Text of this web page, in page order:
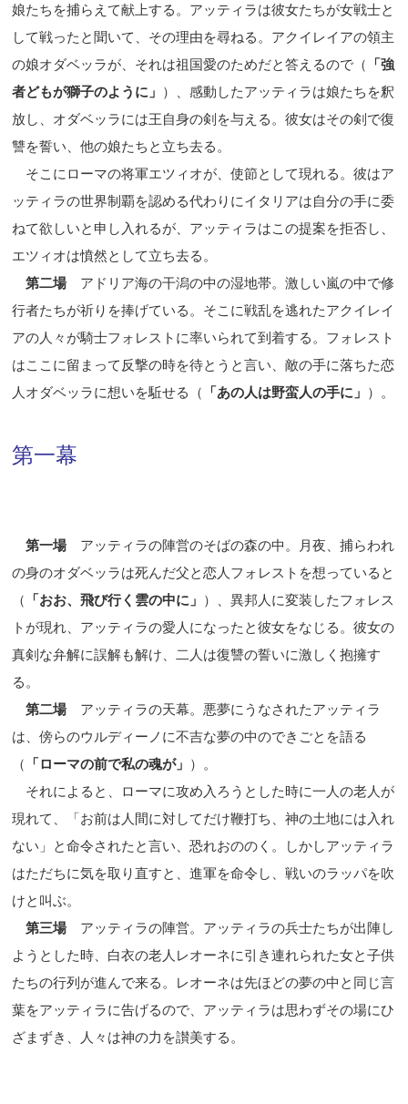
娘たちを捕らえて献上する。アッティラは彼女たちが女戦士と
して戦ったと聞いて、その理由を尋ねる。アクイレイアの領主
の娘オダベッラが、それは祖国愛のためだと答えるので（
「強
者どもが獅子のように」 ）、感動したアッティラは娘たちを釈
放し、オダベッラには王自身の剣を与える。彼女はその剣で復
讐を誓い、他の娘たちと立ち去る。
そこにローマの将軍エツィオが、使節として現れる。彼はア
ッティラの世界制覇を認める代わりにイタリアは自分の手に委
ねて欲しいと申し入れるが、アッティラはこの提案を拒否し、
エツィオは憤然として立ち去る。
第二場アドリア海の干潟の中の湿地帯。激しい嵐の中で修
行者たちが祈りを捧げている。そこに戦乱を逃れたアクイレイ
アの人々が騎士フォレストに率いられて到着する。フォレスト
はここに留まって反撃の時を待とうと言い、敵の手に落ちた恋
人オダベッラに想いを駈せる（
「あの人は野蛮人の手に」 ）。
第一幕
第一場アッティラの陣営のそばの森の中。月夜、捕らわれ
の身のオダベッラは死んだ父と恋人フォレストを想っていると
（
「おお、飛び行く雲の中に」 ）、異邦人に変装したフォレス
トが現れ、アッティラの愛人になったと彼女をなじる。彼女の
真剣な弁解に誤解も解け、二人は復讐の誓いに激しく抱擁す
る。
第二場アッティラの天幕。悪夢にうなされたアッティラ
は、傍らのウルディーノに不吉な夢の中のできごとを語る
（
「ローマの前で私の魂が」 ）。
それによると、ローマに攻め入ろうとした時に一人の老人が
現れて、「お前は人間に対してだけ鞭打ち、神の土地には入れ
ない」と命令されたと言い、恐れおののく。しかしアッティラ
はただちに気を取り直すと、進軍を命令し、戦いのラッパを吹
けと叫ぶ。
第三場アッティラの陣営。アッティラの兵士たちが出陣し
ようとした時、白衣の老人レオーネに引き連れられた女と子供
たちの行列が進んで来る。レオーネは先ほどの夢の中と同じ言
葉をアッティラに告げるので、アッティラは思わずその場にひ
ざまずき、人々は神の力を讃美する。